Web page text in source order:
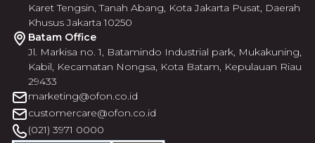
Karet Tengsin, Tanah Abang, Kota Jakarta Pusat, Daerah
Khusus Jakarta 10250
Batam Office
Jl. Markisa no. 1, Batamindo Industrial park, Mukakuning,
Kabil, Kecamatan Nongsa, Kota Batam, Kepulauan Riau
29433
marketing@ofon.co.id
customercare@ofon.co.id
(021) 3971 0000